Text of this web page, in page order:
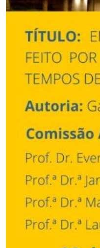
Gabinete de Segurança Institucional
Advocacia-Geral da União
Banco Central do Brasil